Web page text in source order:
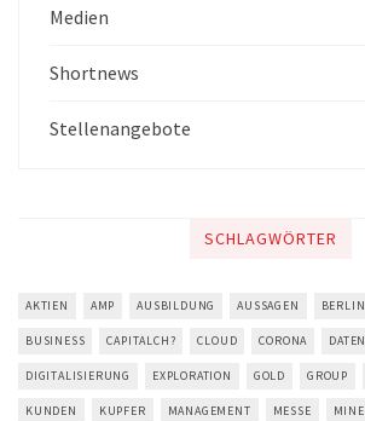
Medien
Shortnews
Stellenangebote
SCHLAGWÖRTER
AKTIEN AMP AUSBILDUNG AUSSAGEN BERLIN
BUSINESS CAPITALCH? CLOUD CORONA DATEN
DIGITALISIERUNG EXPLORATION GOLD GROUP
KUNDEN KUPFER MANAGEMENT MESSE MINE